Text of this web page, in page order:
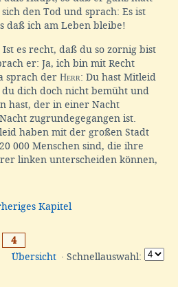
den Tod und sprach: Es ist
daß ich am Leben bleibe!
Ist es recht, daß du so zornig bist
er: Ja, ich bin mit Recht
sprach der Herr: Du hast Mitleid
dich doch nicht bemüht und
hast, der in einer Nacht
zugrundegegangen ist.
haben mit der großen Stadt
000 Menschen sind, die ihre
linken unterscheiden können,
Kapitel
4
Übersicht · Schnellauswahl: